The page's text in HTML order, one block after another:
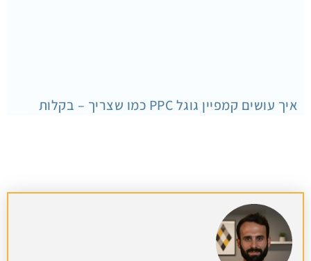
איך עושים קמפיין גוגל PPC כמו שצריך – בקלות